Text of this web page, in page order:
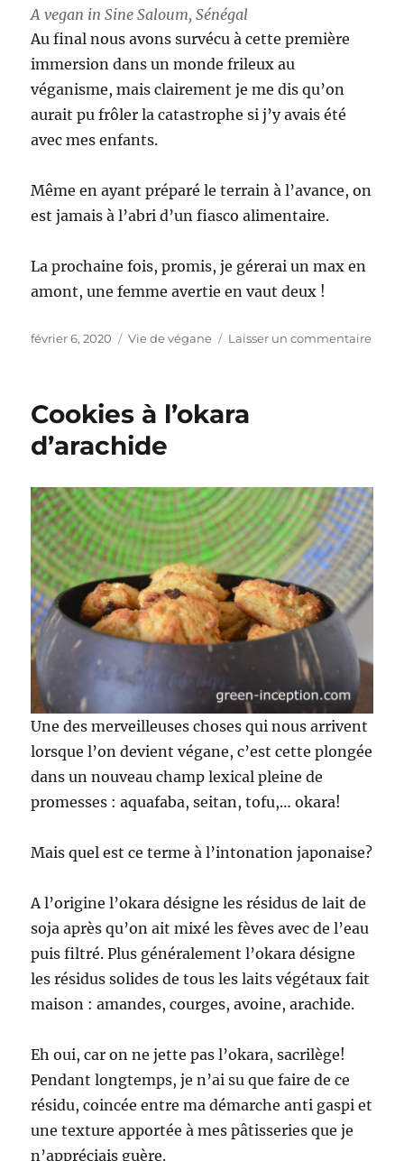
A vegan in Sine Saloum, Sénégal
Au final nous avons survécu à cette première
immersion dans un monde frileux au
véganisme, mais clairement je me dis qu’on
aurait pu frôler la catastrophe si j’y avais été
avec mes enfants.
Même en ayant préparé le terrain à l’avance, on
est jamais à l’abri d’un fiasco alimentaire.
La prochaine fois, promis, je gérerai un max en
amont, une femme avertie en vaut deux !
Publié
février 6, 2020 Catégories
Vie de végane Laisser un commentairesur
du
–
Acte
1
Cookies à l’okara
d’arachide
Une des merveilleuses choses qui nous arrivent
lorsque l’on devient végane, c’est cette plongée
dans un nouveau champ lexical pleine de
promesses : aquafaba, seitan, tofu,… okara!
Mais quel est ce terme à l’intonation japonaise?
A l’origine l’okara désigne les résidus de lait de
soja après qu’on ait mixé les fèves avec de l’eau
puis filtré. Plus généralement l’okara désigne
les résidus solides de tous les laits végétaux fait
maison : amandes, courges, avoine, arachide.
Eh oui, car on ne jette pas l’okara, sacrilège!
Pendant longtemps, je n’ai su que faire de ce
résidu, coincée entre ma démarche anti gaspi et
une texture apportée à mes pâtisseries que je
n’appréciais guère.